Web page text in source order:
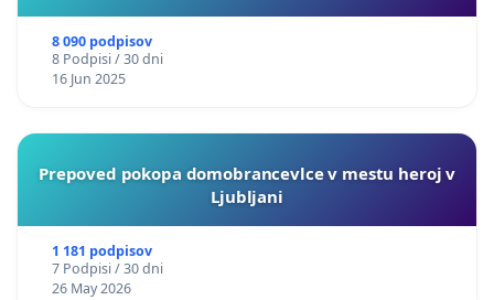
8 090 podpisov
8 Podpisi / 30 dni
16 Jun 2025
Prepoved pokopa domobrancevlce v mestu heroj v
Ljubljani
1 181 podpisov
7 Podpisi / 30 dni
26 May 2026